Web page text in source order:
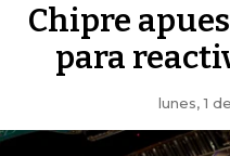
Chipre
para
lunes, 1